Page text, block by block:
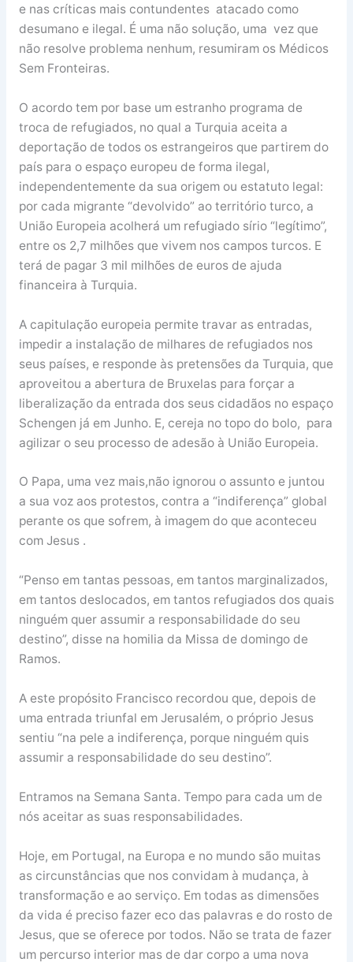
e nas críticas mais contundentes atacado como
desumano e ilegal. É uma não solução, uma vez que
não resolve problema nenhum, resumiram os Médicos
Sem Fronteiras.
O acordo tem por base um estranho programa de
troca de refugiados, no qual a Turquia aceita a
deportação de todos os estrangeiros que partirem do
país para o espaço europeu de forma ilegal,
independentemente da sua origem ou estatuto legal:
por cada migrante “devolvido” ao território turco, a
União Europeia acolherá um refugiado sírio “legítimo”,
entre os 2,7 milhões que vivem nos campos turcos. E
terá de pagar 3 mil milhões de euros de ajuda
financeira à Turquia.
A capitulação europeia permite travar as entradas,
impedir a instalação de milhares de refugiados nos
seus países, e responde às pretensões da Turquia, que
aproveitou a abertura de Bruxelas para forçar a
liberalização da entrada dos seus cidadãos no espaço
Schengen já em Junho. E, cereja no topo do bolo, para
agilizar o seu processo de adesão à União Europeia.
O Papa, uma vez mais,não ignorou o assunto e juntou
a sua voz aos protestos, contra a “indiferença” global
perante os que sofrem, à imagem do que aconteceu
com Jesus .
“Penso em tantas pessoas, em tantos marginalizados,
em tantos deslocados, em tantos refugiados dos quais
ninguém quer assumir a responsabilidade do seu
destino”, disse na homilia da Missa de domingo de
Ramos.
A este propósito Francisco recordou que, depois de
uma entrada triunfal em Jerusalém, o próprio Jesus
sentiu “na pele a indiferença, porque ninguém quis
assumir a responsabilidade do seu destino”.
Entramos na Semana Santa. Tempo para cada um de
nós aceitar as suas responsabilidades.
Hoje, em Portugal, na Europa e no mundo são muitas
as circunstâncias que nos convidam à mudança, à
transformação e ao serviço. Em todas as dimensões
da vida é preciso fazer eco das palavras e do rosto de
Jesus, que se oferece por todos. Não se trata de fazer
um percurso interior mas de dar corpo a uma nova